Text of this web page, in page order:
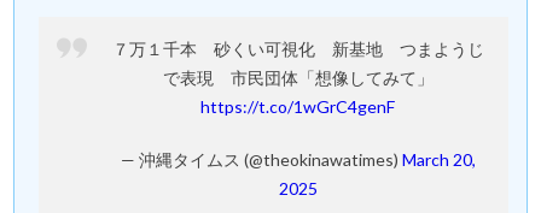
７万１千本 砂くい可視化 新基地 つまようじ
で表現 市民団体「想像してみて」
https://t.co/1wGrC4genF
— 沖縄タイムス (@theokinawatimes) March 20,
2025